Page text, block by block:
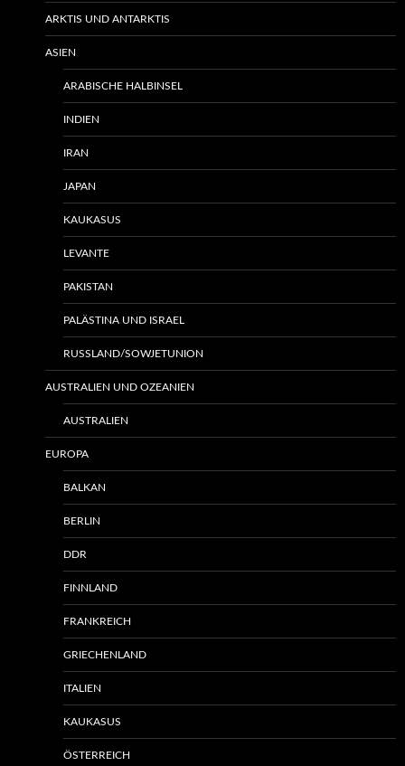
ARKTIS UND ANTARKTIS
ASIEN
ARABISCHE HALBINSEL
INDIEN
IRAN
JAPAN
KAUKASUS
LEVANTE
PAKISTAN
PALÄSTINA UND ISRAEL
RUSSLAND/SOWJETUNION
AUSTRALIEN UND OZEANIEN
AUSTRALIEN
EUROPA
BALKAN
BERLIN
DDR
FINNLAND
FRANKREICH
GRIECHENLAND
ITALIEN
KAUKASUS
ÖSTERREICH